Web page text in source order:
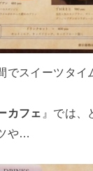
でスイーツタイ
カフェ 』では、
や…